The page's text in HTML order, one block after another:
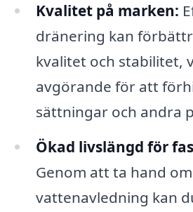
Kvalitet på marken:
dränering kan
kvalitet och stabilitet,
avgörande för att
sättningar och andra
Ökad livslängd för
Genom att ta hand
vattenavledning kan